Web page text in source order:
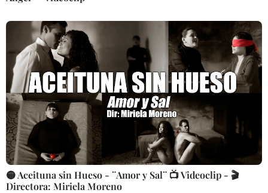
🟡 Aceituna sin Hueso - ¨Amor y Sal¨ 📺 Videoclip - 🎬
Directora: Miriela Moreno